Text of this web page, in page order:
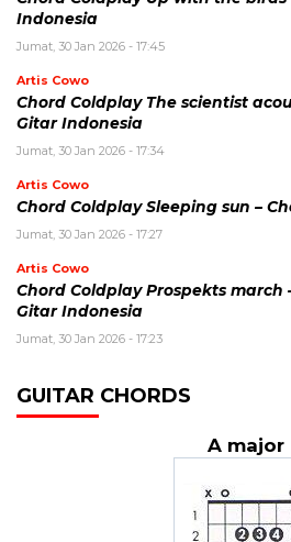
Indonesia
Jumat, 30 Jan 2026 - 17:45
Artis Cowo
Chord Coldplay The scientist
Gitar Indonesia
Jumat, 30 Jan 2026 - 17:34
Artis Cowo
Chord Coldplay Sleeping sun –
Jumat, 30 Jan 2026 - 17:27
Artis Cowo
Chord Coldplay Prospekts march
Gitar Indonesia
Jumat, 30 Jan 2026 - 17:23
GUITAR CHORDS
A major